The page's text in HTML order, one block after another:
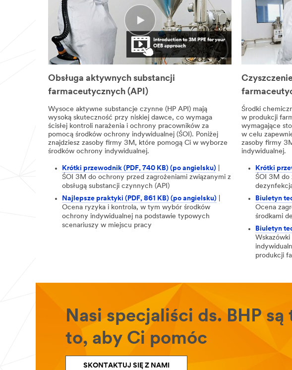
Obsługa aktywnych substancji
farmaceutycznych (API)
Wysoce aktywne substancje czynne (HP API) mają
wysoką skuteczność przy niskiej dawce, co wymaga
ścisłej kontroli narażenia i ochrony pracowników za
pomocą środków ochrony indywidualnej (ŚOI). Poniżej
znajdziesz zasoby firmy 3M, które pomogą Ci w wyborze
środków ochrony indywidualnej.
Krótki przewodnik (PDF, 740 KB) (po angielsku)
ŚOI 3M do ochrony przed zagrożeniami związanymi z
obsługą substancji czynnych (API)
Najlepsze praktyki (PDF, 861 KB) (po angielsku)
Ocena ryzyka i kontrola, w tym wybór środków
ochrony indywidualnej na podstawie typowych
scenariuszy w miejscu pracy
Środki
w produkcji
wymagające
w celu
zasoby firmy
indywidualnej.
Krótki
ŚOI 3M do
Biuletyn
Ocena
środkami
Biuletyn
produkcji
Nasi specjaliści ds. BHP
to, aby Ci pomóc
SKONTAKTUJ SIĘ Z NAMI